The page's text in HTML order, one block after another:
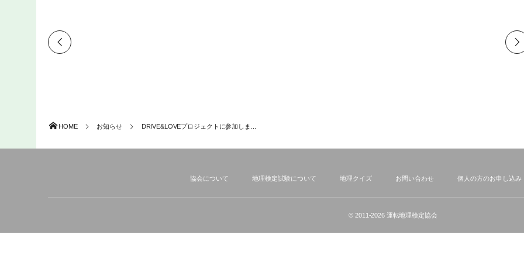
2025年1月10日
HOME お知らせ DRIVE&LOVEプロジェクトに参加しま...
協会について 地理検定試験について 地理クイズ お問い合わせ 個人の方のお申し込み
© 2011-2026 運転地理検定協会